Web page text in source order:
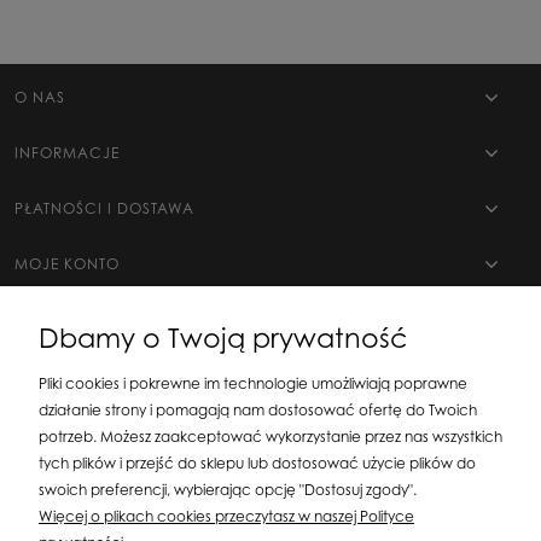
O NAS
INFORMACJE
PŁATNOŚCI I DOSTAWA
MOJE KONTO
Silit Group Maciej Suska
| ul. Astronomów 16, 80-299 Gdańsk, woj. pomorskie
sklepsusetti@gmail.com Tel.: 508-107-233 | NIP: 5841956567 REGON:
Dbamy o Twoją prywatność
Pliki cookies i pokrewne im technologie umożliwiają poprawne
działanie strony i pomagają nam dostosować ofertę do Twoich
potrzeb. Możesz zaakceptować wykorzystanie przez nas wszystkich
tych plików i przejść do sklepu lub dostosować użycie plików do
swoich preferencji, wybierając opcję "Dostosuj zgody".
Więcej o plikach cookies przeczytasz w naszej Polityce